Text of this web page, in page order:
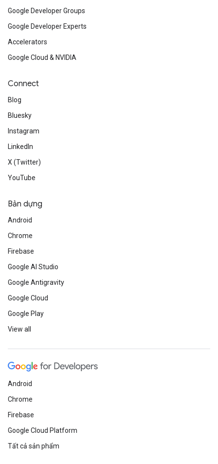
Google Developer Groups
Google Developer Experts
Accelerators
Google Cloud & NVIDIA
Connect
Blog
Bluesky
Instagram
LinkedIn
X (Twitter)
YouTube
Bản dựng
Android
Chrome
Firebase
Google AI Studio
Google Antigravity
Google Cloud
Google Play
View all
Android
Chrome
Firebase
Google Cloud Platform
Tất cả sản phẩm